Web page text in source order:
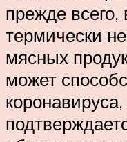
прежде
термически
мясных
может